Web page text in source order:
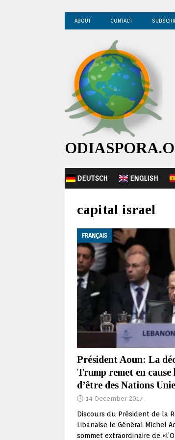
ABOUT CONTACT
DEUTSCH ENGLISH
capital israel
FRANÇAIS
Président Aoun: La
Trump remet en cause
d’être des Nations
14 December 2017
Discours du Président de la
Libanaise le Général Michel
sommet extraordinaire de